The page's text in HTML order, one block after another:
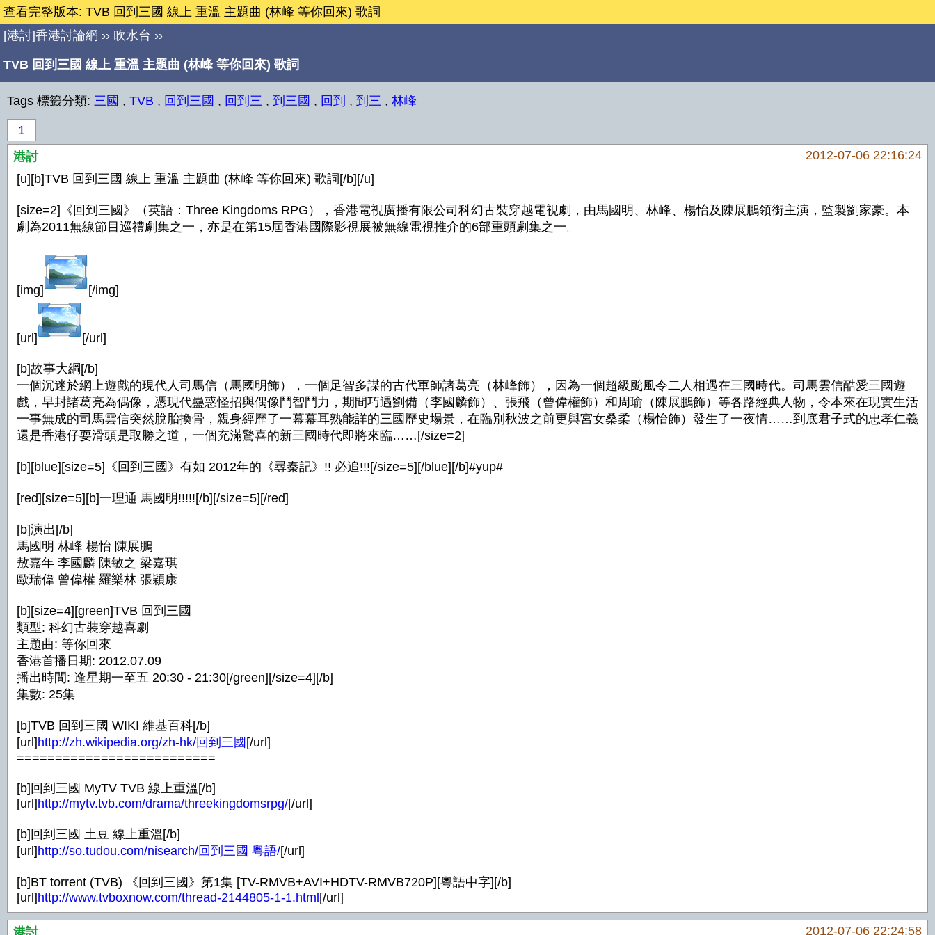
查看完整版本: TVB 回到三國 線上 重溫 主題曲 (林峰 等你回來) 歌詞
[港討]香港討論網 ›› 吹水台 ››
TVB 回到三國 線上 重溫 主題曲 (林峰 等你回來) 歌詞
Tags 標籤分類: 三國 , TVB , 回到三國 , 回到三 , 到三國 , 回到 , 到三 , 林峰
1
港討
2012-07-06 22:16:24
[u][b]TVB 回到三國 線上 重溫 主題曲 (林峰 等你回來) 歌詞[/b][/u]
[size=2]《回到三國》（英語：Three Kingdoms RPG），香港電視廣播有限公司科幻古裝穿越電視劇，由馬國明、林峰、楊怡及陳展鵬領銜主演，監製劉家豪。本
劇為2011無線節目巡禮劇集之一，亦是在第15屆香港國際影視展被無線電視推介的6部重頭劇集之一。
[img] [/img]
[url] [/url]
[b]故事大綱[/b]
一個沉迷於網上遊戲的現代人司馬信（馬國明飾），一個足智多謀的古代軍師諸葛亮（林峰飾），因為一個超級颱風令二人相遇在三國時代。司馬雲信酷愛三國遊
戲，早封諸葛亮為偶像，憑現代蠱惑怪招與偶像鬥智鬥力，期間巧遇劉備（李國麟飾）、張飛（曾偉權飾）和周瑜（陳展鵬飾）等各路經典人物，令本來在現實生活
一事無成的司馬雲信突然脫胎換骨，親身經歷了一幕幕耳熟能詳的三國歷史場景，在臨別秋波之前更與宮女桑柔（楊怡飾）發生了一夜情……到底君子式的忠孝仁義
還是香港仔耍滑頭是取勝之道，一個充滿驚喜的新三國時代即將來臨……[/size=2]
[b][blue][size=5]《回到三國》有如 2012年的《尋秦記》!! 必追!!![/size=5][/blue][/b]#yup#
[red][size=5][b]一理通 馬國明!!!!![/b][/size=5][/red]
[b]演出[/b]
馬國明 林峰 楊怡 陳展鵬
敖嘉年 李國麟 陳敏之 梁嘉琪
歐瑞偉 曾偉權 羅樂林 張穎康
[b][size=4][green]TVB 回到三國
類型: 科幻古裝穿越喜劇
主題曲: 等你回來
香港首播日期: 2012.07.09
播出時間: 逢星期一至五 20:30 - 21:30[/green][/size=4][/b]
集數: 25集
[b]TVB 回到三國 WIKI 維基百科[/b]
[url] http://zh.wikipedia.org/zh-hk/回到三國 [/url]
==========================
[b]回到三國 MyTV TVB 線上重溫[/b]
[url] http://mytv.tvb.com/drama/threekingdomsrpg/[/url]
[b]回到三國 土豆 線上重溫[/b]
[url] http://so.tudou.com/nisearch/回到三國 粵語/[/url]
[b]BT torrent (TVB) 《回到三國》第1集 [TV-RMVB+AVI+HDTV-RMVB720P][粵語中字][/b]
[url] http://www.tvboxnow.com/thread-2144805-1-1.html [/url]
2012-07-06 22:24:58